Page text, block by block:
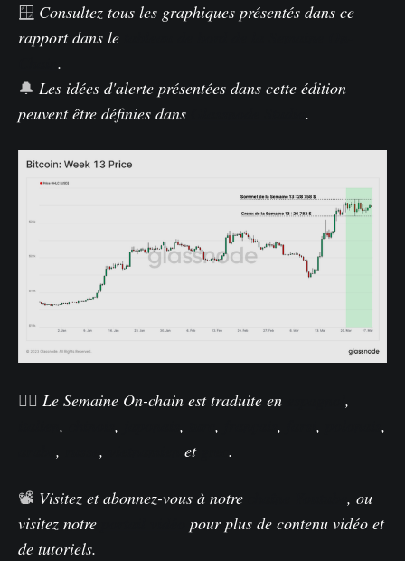
🪟 Consultez tous les graphiques présentés dans ce
rapport dans le
.
🔔 Les idées d'alerte présentées dans cette édition
peuvent être définies dans
.
🏴‍☠️ Le Semaine On-chain est traduite en
,
, , , , , ,
,
, , et .
📽️ Visitez et abonnez-vous à notre
, ou
visitez notre
pour plus de contenu vidéo et
de tutoriels.